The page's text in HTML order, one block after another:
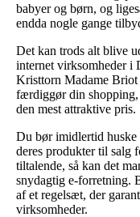
babyer og børn, og
endda nogle gange
Det kan trods alt blive
internet virksomheder i
Kristtorn Madame
færdiggør din shopping,
den mest attraktive pris.
Du bør imidlertid huske
deres produkter til salg
tiltalende, så kan det
snydagtig e-forretning.
af et regelsæt, der
virksomheder.